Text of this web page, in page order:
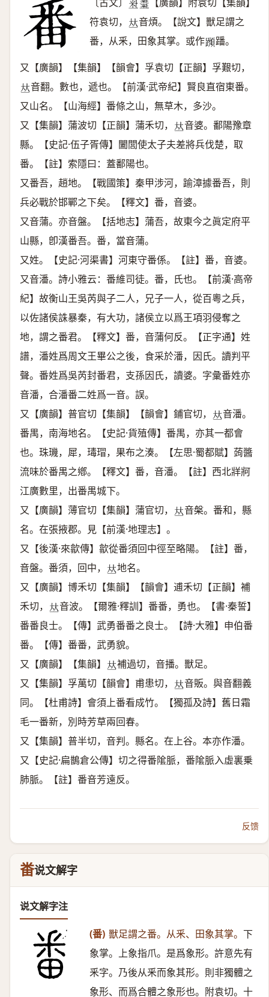
𥸨 𥻫
符袁切， 𠀤音煩。【說文】獸足謂之
番，从釆，田象其掌。或作𨆌 蹯。
又【廣韻】【集韻】【韻會】孚袁切【正韻】孚艱切，
𠀤音翻。數也，遞也。【前漢·武帝紀】賢良直宿東番。
又山名。【山海經】番條之山，無草木，多沙。
又【集韻】蒲波切【正韻】蒲禾切， 𠀤音婆。鄱陽豫章
縣。【史記·伍子胥傳】闔閭使太子夫差將兵伐楚，取
番。【註】索隱曰：蓋鄱陽也。
又番吾，趙地。【戰國策】秦甲涉河，踰漳據番吾，則
兵必戰於邯鄲之下矣。【釋文】番，音婆。
又音蒲。亦音盤。【括地志】蒲吾，故東今之眞定府平
山縣，卽漢番吾。番，當音蒲。
又姓。【史記·河渠書】河東守番係。【註】番，音婆。
又音潘。詩小雅云：番維司徒。番，氏也。【前漢·高帝
紀】故衡山王吳芮與子二人，兄子一人，從百粵之兵，
以佐諸侯誅暴秦，有大功，諸侯立以爲王項羽侵奪之
地，謂之番君。【釋文】番，音蒲何反。【正字通】姓
譜，潘姓爲周文王畢公之後，食采於潘，因氏。讀判平
聲。番姓爲吳芮封番君，支孫因氏，讀婆。字彙番姓亦
音潘，合潘番二姓爲一音。誤。
又【廣韻】普官切【集韻】【韻會】鋪官切， 𠀤音潘。
番禺，南海地名。【史記·貨殖傳】番禺，亦其一都會
也。珠璣，犀，瑇瑁，果布之湊。【左思·蜀都賦】蒟醬
流味於番禺之鄕。【釋文】番，音潘。【註】西北牂牁
江廣數里，出番禺城下。
又【廣韻】薄官切【集韻】蒲官切， 𠀤音槃。番和，縣
名。在張掖郡。見【前漢·地理志】。
又【後漢·來歙傳】歙從番須回中徑至略陽。【註】番，
音盤。番須，回中， 𠀤地名。
又【廣韻】博禾切【集韻】【韻會】逋禾切【正韻】補
禾切， 𠀤音波。【爾雅·釋訓】番番，勇也。【書·秦誓】
番番良士。【傳】武勇番番之良士。【詩·大雅】申伯番
番。【傳】番番，武勇貌。
又【廣韻】【集韻】 𠀤補過切，音播。獸足。
又【集韻】孚萬切【韻會】甫患切， 𠀤音販。與音翻義
同。【杜甫詩】會須上番看成竹。【獨孤及詩】舊日霜
毛一番新，別時芳草兩回春。
又【集韻】普半切，音判。縣名。在上谷。本亦作潘。
又【史記·扁鵲倉公傳】切之得番隂脈，番隂脈入虛裏乗
肺脈。【註】番音芳遠反。
反馈
畨说文解字
说文解字注
(番) 獸足謂之番。从釆、田象其掌。 下
象掌。上象指爪。是爲象形。許意先有
釆字。乃後从釆而象其形。則非獨體之
象形、而爲合體之象形也。附袁切。十